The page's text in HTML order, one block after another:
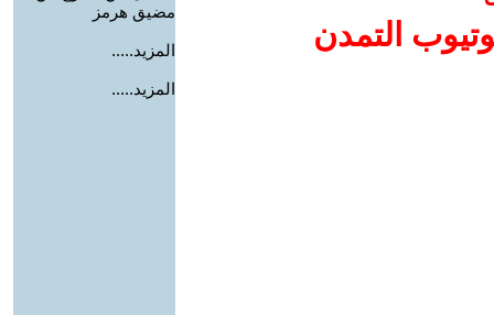
التمدن
مضيق هرمز
المزيد.....
المزيد.....